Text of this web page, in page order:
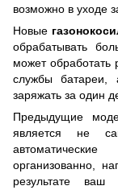
возможно в уходе
Новые
обрабатывать
может обработать
службы батареи,
заряжать за один
Предыдущие
является не
организованно,
результате